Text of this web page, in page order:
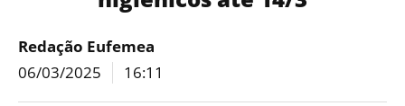
Redação Eufemea
06/03/2025
16:11